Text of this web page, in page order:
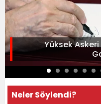
Yüksek
Neler Söylendi?